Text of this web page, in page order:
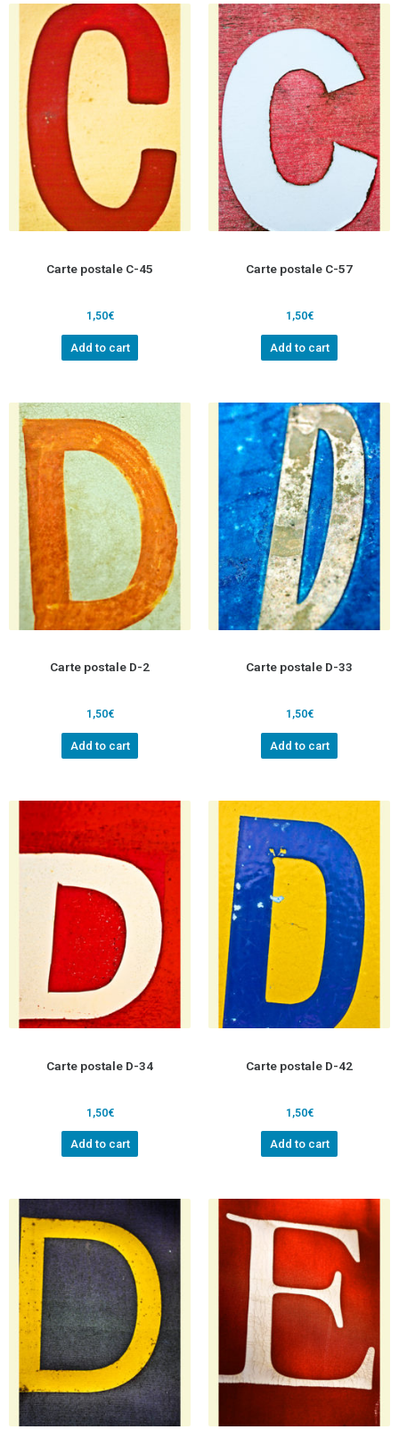
Carte postale C-45
1,50€
Add to cart
Carte postale C-57
1,50€
Add to cart
Carte postale D-2
1,50€
Add to cart
Carte postale D-33
1,50€
Add to cart
Carte postale D-34
1,50€
Add to cart
Carte postale D-42
1,50€
Add to cart